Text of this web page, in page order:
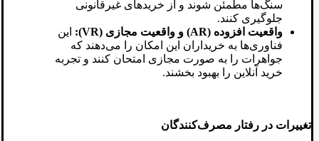
سنگ‌ها مطمئن شوند و از خریدهای غیرقانونی
جلوگیری کنند.
واقعیت افزوده (AR) و واقعیت مجازی (VR):
این
فناوری‌ها به خریداران این امکان را می‌دهند که
جواهرات را به‌ صورت مجازی امتحان کنند و تجربه
خرید آنلاین را بهبود بخشند.
تغییرات در رفتار مصرف‌کنندگان